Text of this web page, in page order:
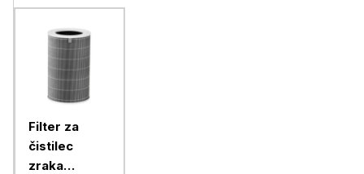
Filter za
čistilec
zraka